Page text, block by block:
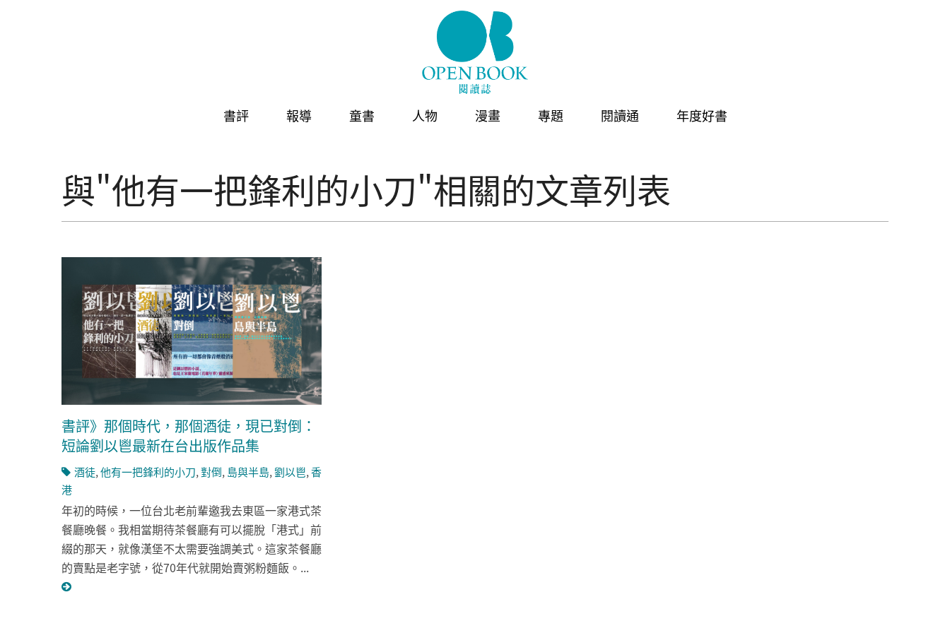
書評 報導 童書 人物 漫畫 專題 閱讀通 年度好書
與"他有一把鋒利的小刀"相關的文章列表
書評》那個時代，那個酒徒，現已對倒：
短論劉以鬯最新在台出版作品集
酒徒,他有一把鋒利的小刀,對倒, 島與半島,劉以鬯,香
港
年初的時候，一位台北老前輩邀我去東區一家港式茶
餐廳晚餐。我相當期待茶餐廳有可以擺脫「港式」前
綴的那天，就像漢堡不太需要強調美式。這家茶餐廳
的賣點是老字號，從70年代就開始賣粥粉麵飯。...